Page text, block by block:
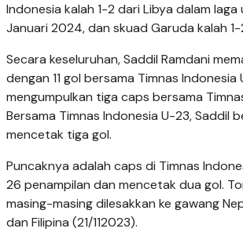
Indonesia kalah 1-2 dari Libya dalam
Januari 2024, dan skuad Garuda kalah 1-
Secara keseluruhan, Saddil Ramdani
dengan 11 gol bersama Timnas Indonesia
mengumpulkan tiga caps bersama
Bersama Timnas Indonesia U-23, Saddil
mencetak tiga gol.
Puncaknya adalah caps di Timnas
26 penampilan dan mencetak dua gol.
masing-masing dilesakkan ke gawang
dan Filipina (21/112023).